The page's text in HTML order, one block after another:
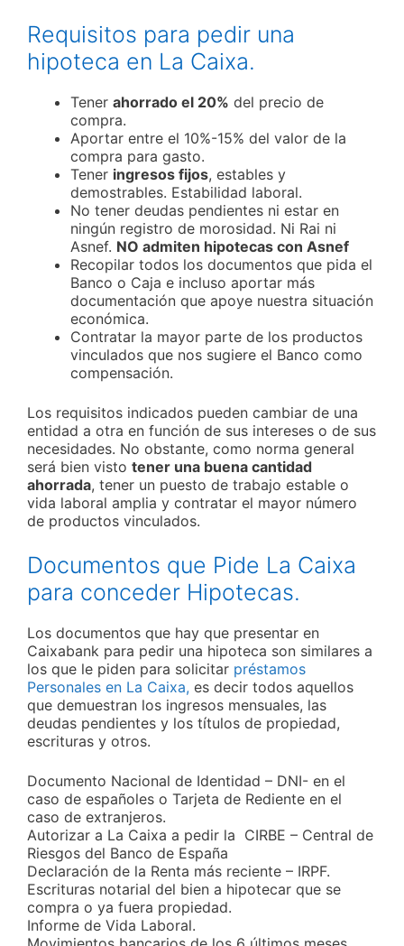
Requisitos para pedir una
hipoteca en La Caixa.
Tener ahorrado el 20% del precio de
compra.
Aportar entre el 10%-15% del valor de la
compra para gasto.
Tener ingresos fijos, estables y
demostrables. Estabilidad laboral.
No tener deudas pendientes ni estar en
ningún registro de morosidad. Ni Rai ni
Asnef. NO admiten hipotecas con Asnef
Recopilar todos los documentos que pida el
Banco o Caja e incluso aportar más
documentación que apoye nuestra situación
económica.
Contratar la mayor parte de los productos
vinculados que nos sugiere el Banco como
compensación.
Los requisitos indicados pueden cambiar de una
entidad a otra en función de sus intereses o de sus
necesidades. No obstante, como norma general
será bien visto tener una buena cantidad
ahorrada, tener un puesto de trabajo estable o
vida laboral amplia y contratar el mayor número
de productos vinculados.
Documentos que Pide La Caixa
para conceder Hipotecas.
Los documentos que hay que presentar en
Caixabank para pedir una hipoteca son similares a
los que le piden para solicitar préstamos
Personales en La Caixa, es decir todos aquellos
que demuestran los ingresos mensuales, las
deudas pendientes y los títulos de propiedad,
escrituras y otros.
Documento Nacional de Identidad – DNI- en el
caso de españoles o Tarjeta de Rediente en el
caso de extranjeros.
Autorizar a La Caixa a pedir la CIRBE – Central de
Riesgos del Banco de España
Declaración de la Renta más reciente – IRPF.
Escrituras notarial del bien a hipotecar que se
compra o ya fuera propiedad.
Informe de Vida Laboral.